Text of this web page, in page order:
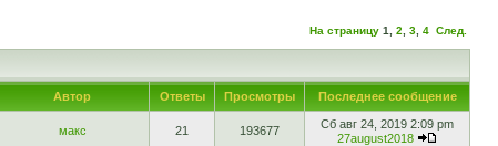
На страницу 1 2 3 4 След.
Автор Ответы Просмотры Последнее сообщение
макс 21 193677
Сб авг 24, 2019 2:09 pm
27august2018